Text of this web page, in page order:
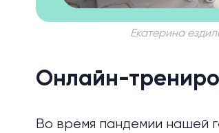
Екатерина
Онлайн-
Во время пандемии нашей